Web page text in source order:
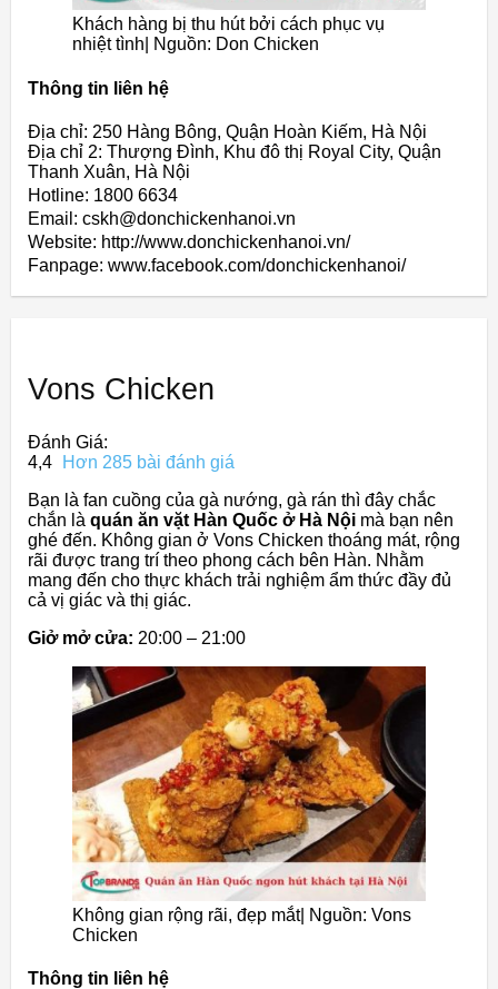
Khách hàng bị thu hút bởi cách phục vụ
nhiệt tình| Nguồn: Don Chicken
Thông tin liên hệ
Địa chỉ: 250 Hàng Bông, Quận Hoàn Kiếm, Hà Nội
Địa chỉ 2: Thượng Đình, Khu đô thị Royal City, Quận
Thanh Xuân, Hà Nội
Hotline: 1800 6634
Email: cskh@donchickenhanoi.vn
Website: http://www.donchickenhanoi.vn/
Fanpage: www.facebook.com/donchickenhanoi/
Vons Chicken
Đánh Giá:
4,4
Hơn 285 bài đánh giá
Bạn là fan cuồng của gà nướng, gà rán thì đây chắc
chắn là quán ăn vặt Hàn Quốc ở Hà Nội mà bạn nên
ghé đến. Không gian ở Vons Chicken thoáng mát, rộng
rãi được trang trí theo phong cách bên Hàn. Nhằm
mang đến cho thực khách trải nghiệm ẩm thức đầy đủ
cả vị giác và thị giác.
Giở mở cửa: 20:00 – 21:00
Không gian rộng rãi, đẹp mắt| Nguồn: Vons
Chicken
Thông tin liên hệ